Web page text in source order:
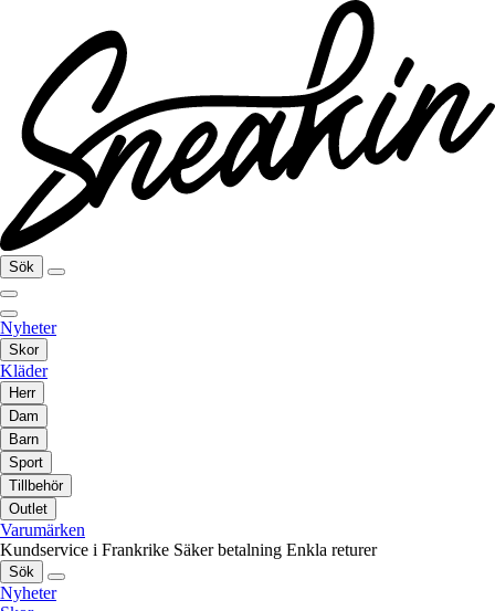
Sök
Nyheter
Skor
Kläder
Herr
Dam
Barn
Sport
Tillbehör
Outlet
Varumärken
Kundservice i Frankrike Säker betalning Enkla returer
Sök
Nyheter